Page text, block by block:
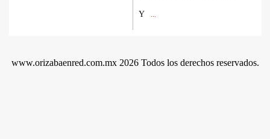
Y
www.orizabaenred.com.mx 2026 Todos los derechos reservados.